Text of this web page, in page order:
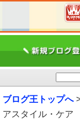
ブログ王トップへ
アスタイル・ケア